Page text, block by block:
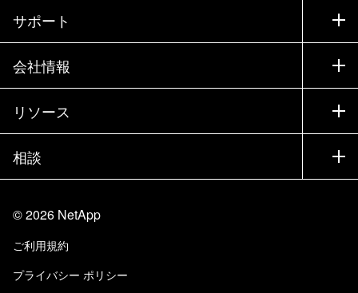
購入方法
営業チームへのお問い合わせ
パートナーを検索
エグゼクティブ ブリーフィング
製品A-Z
サポート
サポート
トレーニング
ドキュメント
ナレッジ ベース
コミュニティ
知識の習得
会社情報
会社情報
パートナー
採用情報
Trust Center
責任と持続可能性
品質に関する認定
リソース
ニュースルーム
イベント
ブログ
カスタマー エクスペリエンス
ユーザ事例
相談
当サイトに関するフィードバック
アクセシビリティ
Eメールの登録
©2026 NetApp
ご利用規約
プライバシー ポリシー